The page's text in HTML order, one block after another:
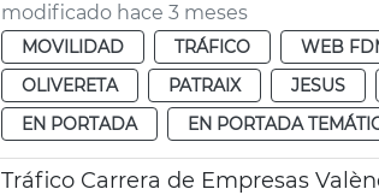
modificado hace 3 meses
MOVILIDAD TRÁFICO WEB
OLIVERETA
PATRAIX JESUS
EN PORTADA
EN PORTADA
Tráfico Carrera de Empresas